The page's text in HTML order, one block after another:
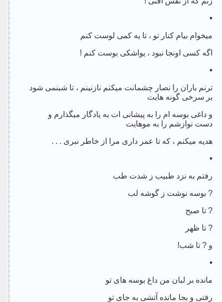
•
میخوام بیام کنار تو ، تا یه کمی لوست کنم
اگه کسی اونجا نبود ، یواشکی بوست کنم !
•
ترنم باران را نصار چشمانت میکنم نازنینم ، تا شبنمی شود
بر سرخی گونه هایت
و داغی بوسه ام را به پیشانی ات به یادگار میگذارم و
دست نوازشم را به موهایت
هدیه میکنم ، که تا عمر داری مرا از خاطر نبری . . .
•
رفتم به نزد طبیب ز شدت طب
? بوسه نوشت ز گوشه لب
? تا صبح
? تا ظهر
و ? تا شب!
•
مانده بر لبان من داغ بوسه های تو
رفتی و بجا مانده آتشی به جای تو